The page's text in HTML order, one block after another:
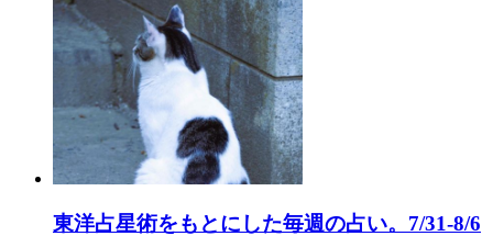
東洋占星術をもとにした毎週の占い。7/31-8/6